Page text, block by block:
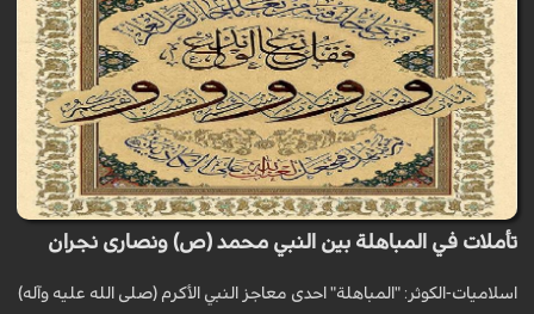
تأملات في المباهلة بين النبي محمد (ص) ونصارى نجران
اسلاميات-الكوثر: "المباهلة" احدى معاجز النبي الأكرم (صلى الله عليه وآله)